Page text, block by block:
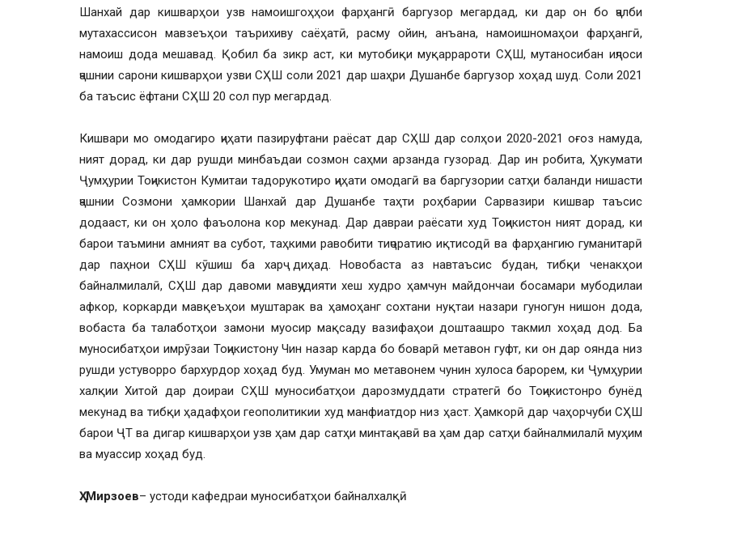
Шанхай дар кишварҳои узв намоишгоҳҳои фарҳангӣ баргузор мегардад, ки дар он бо ҷалби
мутахассисон мавзеъҳои таърихиву саёҳатӣ, расму ойин, анъана, намоишномаҳои фарҳангӣ,
намоиш дода мешавад. Қобил ба зикр аст, ки мутобиқи муқаррароти СҲШ, мутаносибан иҷлоси
ҷашнии сарони кишварҳои узви СҲШ соли 2021 дар шаҳри Душанбе баргузор хоҳад шуд. Соли 2021
ба таъсис ёфтани СҲШ 20 сол пур мегардад.
Кишвари мо омодагиро ҷиҳати пазируфтани раёсат дар СҲШ дар солҳои 2020-2021 оғоз намуда,
ният дорад, ки дар рушди минбаъдаи созмон саҳми арзанда гузорад. Дар ин робита, Ҳукумати
Ҷумҳурии Тоҷикистон Кумитаи тадорукотиро ҷиҳати омодагӣ ва баргузории сатҳи баланди нишасти
ҷашнии Созмони ҳамкории Шанхай дар Душанбе таҳти роҳбарии Сарвазири кишвар таъсис
додааст, ки он ҳоло фаъолона кор мекунад. Дар давраи раёсати худ Тоҷикистон ният дорад, ки
барои таъмини амният ва субот, таҳкими равобити тиҷоратию иқтисодӣ ва фарҳангию гуманитарӣ
дар паҳнои СҲШ кӯшиш ба харҷ диҳад. Новобаста аз навтаъсис будан, тибқи ченакҳои
байналмилалӣ, СҲШ дар давоми мавҷудияти хеш худро ҳамчун майдончаи босамари мубодилаи
афкор, коркарди мавқеъҳои муштарак ва ҳамоҳанг сохтани нуқтаи назари гуногун нишон дода,
вобаста ба талаботҳои замони муосир мақсаду вазифаҳои доштаашро такмил хоҳад дод. Ба
муносибатҳои имрӯзаи Тоҷикистону Чин назар карда бо боварӣ метавон гуфт, ки он дар оянда низ
рушди устуворро бархурдор хоҳад буд. Умуман мо метавонем чунин хулоса барорем, ки Ҷумҳурии
халқии Хитой дар доираи СҲШ муносибатҳои дарозмуддати стратегӣ бо Тоҷикистонро бунёд
мекунад ва тибқи ҳадафҳои геополитикии худ манфиатдор низ ҳаст. Ҳамкорӣ дар чаҳорчуби СҲШ
барои ҶТ ва дигар кишварҳои узв ҳам дар сатҳи минтақавӣ ва ҳам дар сатҳи байналмилалӣ муҳим
ва муассир хоҳад буд.
Ҳ. Мирзоев– устоди кафедраи муносибатҳои байналхалқӣ